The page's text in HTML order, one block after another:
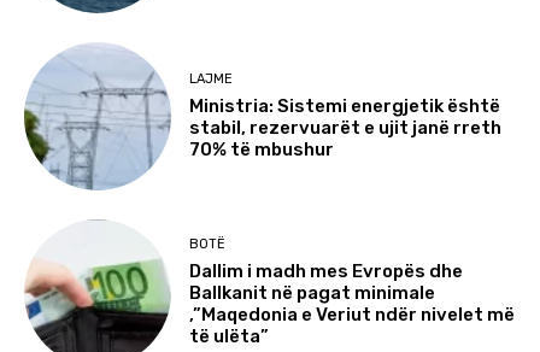
LAJME
Ministria: Sistemi energjetik është
stabil, rezervuarët e ujit janë rreth
70% të mbushur
BOTË
Dallim i madh mes Evropës dhe
Ballkanit në pagat minimale
,”Maqedonia e Veriut ndër nivelet më
të ulëta”